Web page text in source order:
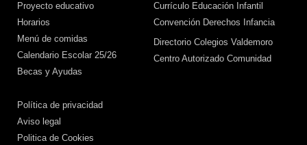
Proyecto educativo
Horarios
Menú de comidas
Calendario Escolar 25/26
Becas y Ayudas
Currículo Educación Infantil
Convención Derechos Infancia
Directorio Colegios Valdemoro
Centro Autorizado Comunidad
Política de privacidad
Aviso legal
Politica de Cookies